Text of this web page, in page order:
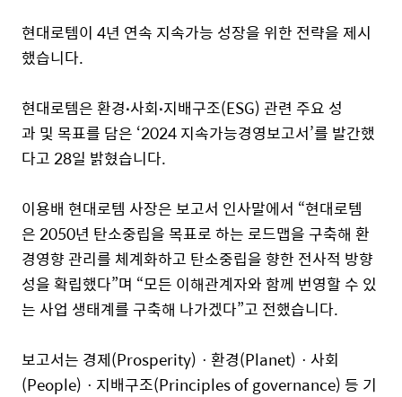
현대로템이 4년 연속 지속가능 성장을 위한 전략을 제시
했습니다.
현대로템은 환경∙사회∙지배구조(ESG)관련 주요 성
과 및 목표를 담은 ‘2024지속가능경영보고서’를 발간했
다고 28일 밝혔습니다.
이용배 현대로템 사장은 보고서 인사말에서 “현대로템
은 2050년 탄소중립을 목표로 하는 로드맵을 구축해 환
경영향 관리를 체계화하고 탄소중립을 향한 전사적 방향
성을 확립했다”며 “모든 이해관계자와 함께 번영할 수 있
는 사업 생태계를 구축해 나가겠다”고 전했습니다.
보고서는 경제(Prosperity) ㆍ 환경(Planet) ㆍ 사회
(People) ㆍ 지배구조(Principles ofgovernance) 등 기